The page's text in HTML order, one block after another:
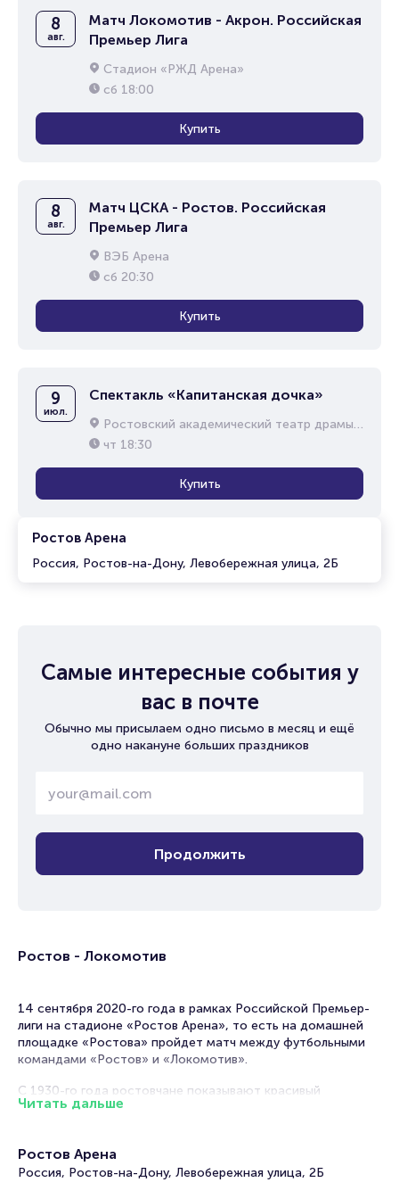
Ростов Арена
Россия, Ростов-на-Дону, Левобережная улица, 2Б
8
авг.
Матч Локомотив - Акрон. Российская
Премьер Лига
Стадион «РЖД Арена»
сб 18:00
Купить
8
авг.
Матч ЦСКА - Ростов. Российская
Премьер Лига
ВЭБ Арена
сб 20:30
Купить
9
июл.
Спектакль «Капитанская дочка»
Ростовский академический театр драмы им. М.Горького
чт 18:30
Купить
Самые интересные события у
вас в почте
Обычно мы присылаем одно письмо в месяц и ещё
одно накануне больших праздников
Продолжить
Ростов - Локомотив
14 сентября 2020-го года в рамках Российской Премьер-
лиги на стадионе «Ростов Арена», то есть на домашней
площадке «Ростова» пройдет матч между футбольными
командами «Ростов» и «Локомотив».
С 1930-го года ростовчане показывают красивый
профессиональный футбол. За годы существования клуба у
Московский «Локомотив» не уступает своему противнику
Читать дальше
Ростов Арена
Россия, Ростов-на-Дону, Левобережная улица, 2Б